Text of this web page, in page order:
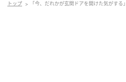
トップ 「今、だれかが玄関ドアを開けた気がす